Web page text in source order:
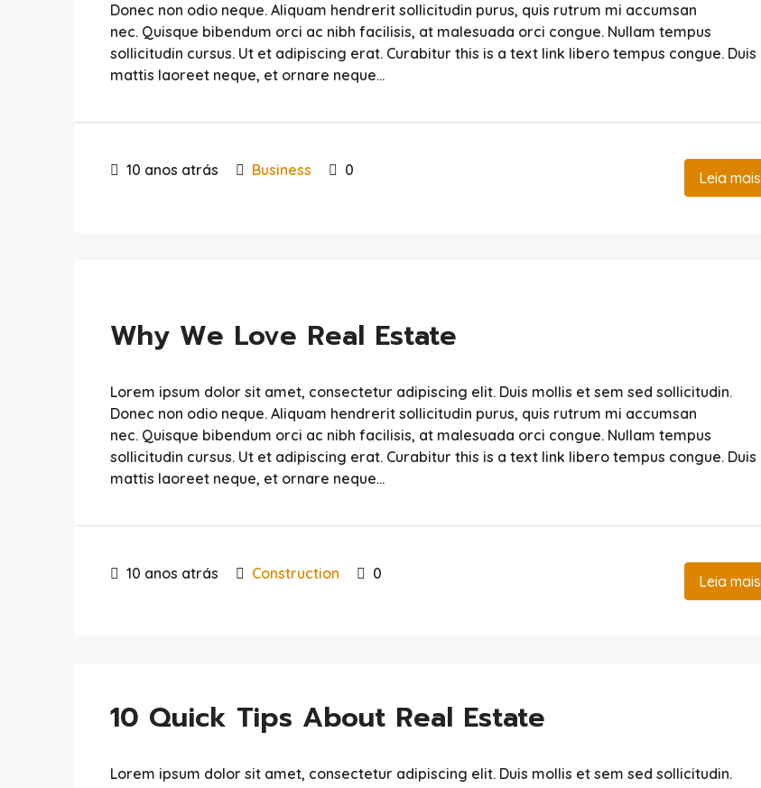
Donec non odio neque. Aliquam hendrerit sollicitudin purus, quis rutrum mi accumsan
nec. Quisque bibendum orci ac nibh facilisis, at malesuada orci congue. Nullam tempus
sollicitudin cursus. Ut et adipiscing erat. Curabitur this is a text link libero tempus congue. Duis
mattis laoreet neque, et ornare neque...
10 anos atrás Business 0 Leia mais
Why We Love Real Estate
Lorem ipsum dolor sit amet, consectetur adipiscing elit. Duis mollis et sem sed sollicitudin.
Donec non odio neque. Aliquam hendrerit sollicitudin purus, quis rutrum mi accumsan
nec. Quisque bibendum orci ac nibh facilisis, at malesuada orci congue. Nullam tempus
sollicitudin cursus. Ut et adipiscing erat. Curabitur this is a text link libero tempus congue. Duis
mattis laoreet neque, et ornare neque...
10 anos atrás Construction 0 Leia mais
10 Quick Tips About Real Estate
Lorem ipsum dolor sit amet, consectetur adipiscing elit. Duis mollis et sem sed sollicitudin.